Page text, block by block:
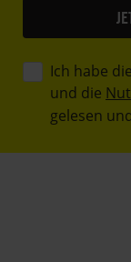
Ich habe die
und die
gelesen